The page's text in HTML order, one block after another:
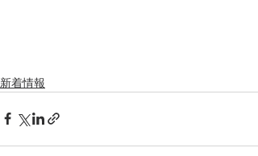
新着情報